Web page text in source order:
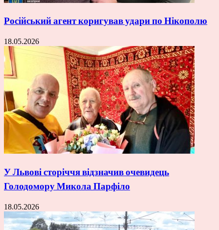
Російський агент коригував удари по Нікополю
18.05.2026
У Львові сторіччя відзначив очевидець
Голодомору Микола Парфіло
18.05.2026